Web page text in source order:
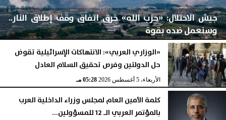
جيش الاحتلال: «حزب الله» خرق اتفاق وقف إطلاق النار..
وسنعمل ضده بقوة
الأربعاء، 5 أغسطس 2026 06:17 مـ
«الوزاري العربي»: الانتهاكات الإسرائيلية تقوض
حل الدولتين وفرص تحقيق السلام العادل
الأربعاء، 5 أغسطس 2026 05:28 مـ
كلمة الأمين العام لمجلس وزراء الداخلية العرب
بالمؤتمر العربي الـ 12 للمسؤولين...